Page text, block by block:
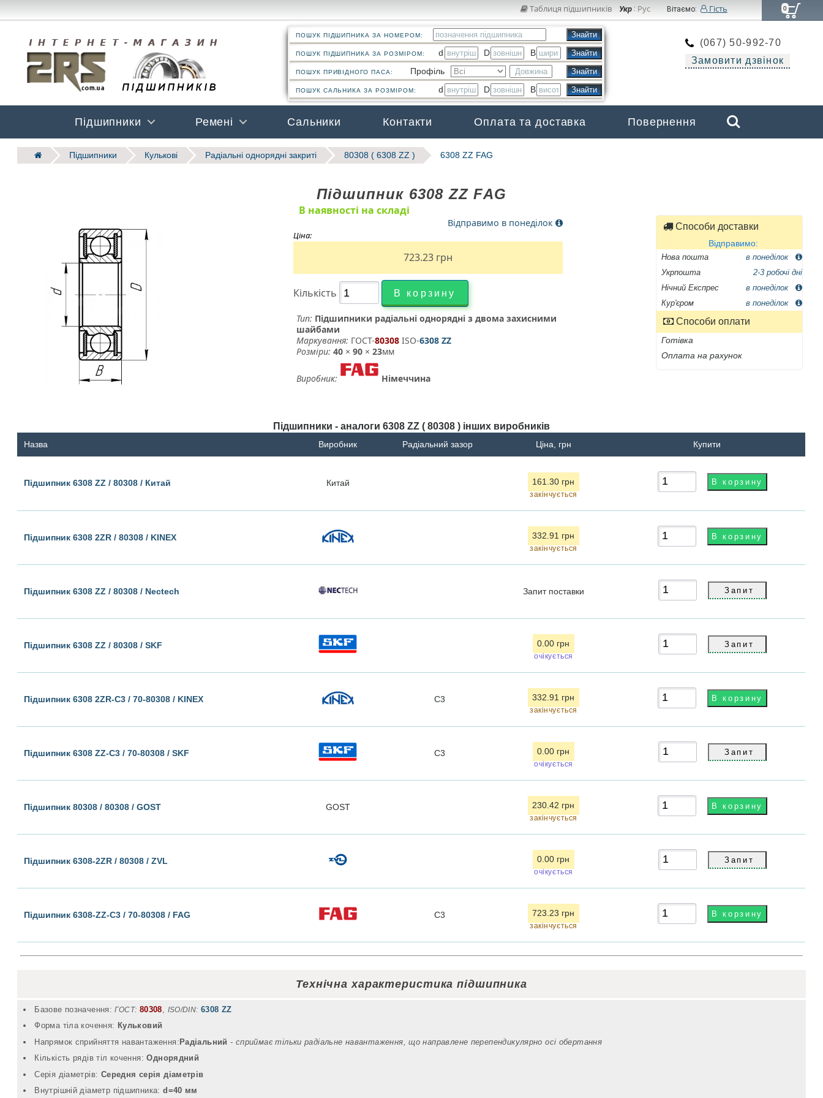
Таблиця підшипників Укр: Рус Вітаємо: Гість
(067) 50-992-70
Замовити дзвінок
ПОШУК ПІДШИПНИКА ЗА НОМЕРОМ:
ПОШУК ПІДШИПНИКА ЗА РОЗМІРОМ: d D B
ПОШУК ПРИВІДНОГО ПАСА: Профіль
ПОШУК САЛЬНИКА ЗА РОЗМІРОМ: d D B
Підшипники Ремені Сальники Контакти Оплата та доставка Повернення
Search
0
Підшипники Кулькові Радіальні однорядні закриті 80308 ( 6308 ZZ ) 6308 ZZ FAG
Підшипник 6308 ZZ FAG
В наявності на складі
Відправимо в понеділок
Ціна:
723.23 грн
Кількість
Тип: Підшипники радіальні однорядні з двома захисними
шайбами
Маркування: ГОСТ-80308­ ISO-6308 ZZ
Розміри: 40× 90× 23мм
Виробник: Німеччина
Способи доставки
Відправимо:
Нова пошта
в понеділок
Укрпошта
2-3 робочі дні
Нічний Експрес
в понеділок
Кур'єром
в понеділок
Способи оплати
Готівка
Оплата на рахунок
Підшипники - аналоги 6308 ZZ ( 80308 ) інших виробників
Назва Виробник Радіальний зазор Ціна, грн Купити
Підшипник 6308 ZZ / 80308 / Китай Китай 161.30 грн
закінчується
Підшипник 6308 2ZR / 80308 / KINEX 332.91 грн
закінчується
Підшипник 6308 ZZ / 80308 / Nectech Запит поставки
Підшипник 6308 ZZ / 80308 / SKF 0.00 грн
очікується
Підшипник 6308 2ZR-C3 / 70-80308 / KINEX C3 332.91 грн
закінчується
Підшипник 6308 ZZ-C3 / 70-80308 / SKF C3 0.00 грн
очікується
Підшипник 80308 / 80308 / GOST GOST 230.42 грн
закінчується
Підшипник 6308-2ZR / 80308 / ZVL 0.00 грн
очікується
Підшипник 6308-ZZ-C3 / 70-80308 / FAG C3 723.23 грн
закінчується
Технічна характеристика підшипника
Базове позначення: ГОСТ: 80308, ISO/DIN: 6308 ZZ
Форма тіла кочення: Кульковий
Напрямок сприйняття навантаження: Радіальний - cприймає тільки радіальне навантаження, що направлене перепендикулярно осі обертання
Кількість рядів тіл кочення:Однорядний
Серія діаметрів: Середня серія діаметрів
Внутрішній діаметр підшипника:d=40 мм